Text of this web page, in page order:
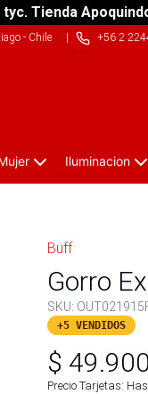
tyc. Tienda
- Chile| +56 2
Iluminacion
Buff
Gorro
SKU:
+5 VENDIDOS
$ 49.900
Precio Tarjetas: